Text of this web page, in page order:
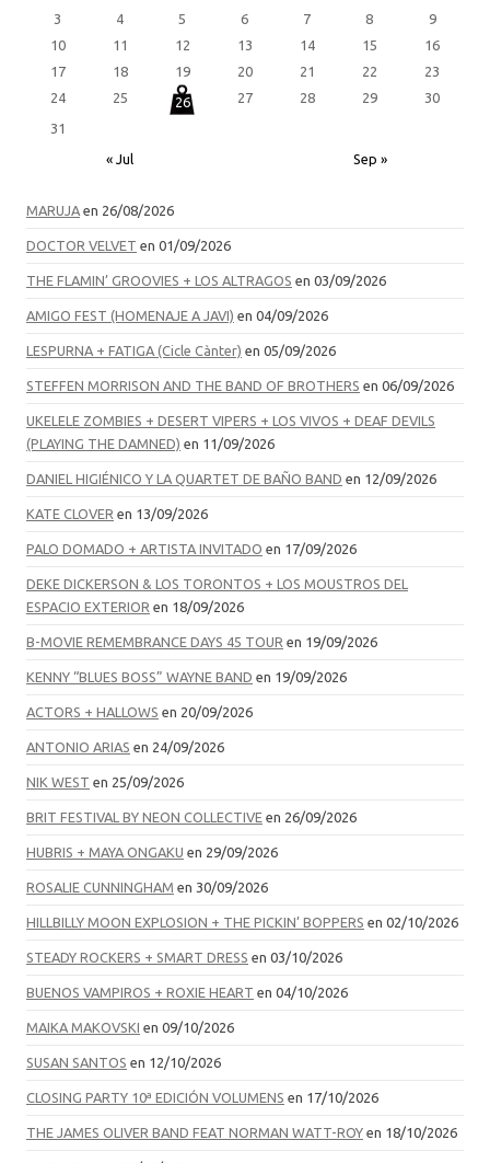
« Jul Sep »
3
4 5 6 7 8
9
10
11 12 13 14 15
16
17
18 19 20 21 22
23
24
25 26 27 28 29
30
31
MARUJA en 26/08/2026
DOCTOR VELVET en 01/09/2026
THE FLAMIN’ GROOVIES + LOS ALTRAGOS en 03/09/2026
AMIGO FEST (HOMENAJE A JAVI) en 04/09/2026
LESPURNA + FATIGA (Cicle Cànter) en 05/09/2026
STEFFEN MORRISON AND THE BAND OF BROTHERS en 06/09/2026
UKELELE ZOMBIES + DESERT VIPERS + LOS VIVOS + DEAF DEVILS
(PLAYING THE DAMNED) en 11/09/2026
DANIEL HIGIÉNICO Y LA QUARTET DE BAÑO BAND en 12/09/2026
KATE CLOVER en 13/09/2026
PALO DOMADO + ARTISTA INVITADO en 17/09/2026
DEKE DICKERSON & LOS TORONTOS + LOS MOUSTROS DEL
ESPACIO EXTERIOR en 18/09/2026
B-MOVIE REMEMBRANCE DAYS 45 TOUR en 19/09/2026
KENNY “BLUES BOSS” WAYNE BAND en 19/09/2026
ACTORS + HALLOWS en 20/09/2026
ANTONIO ARIAS en 24/09/2026
NIK WEST en 25/09/2026
BRIT FESTIVAL BY NEON COLLECTIVE en 26/09/2026
HUBRIS + MAYA ONGAKU en 29/09/2026
ROSALIE CUNNINGHAM en 30/09/2026
HILLBILLY MOON EXPLOSION + THE PICKIN’ BOPPERS en 02/10/2026
STEADY ROCKERS + SMART DRESS en 03/10/2026
BUENOS VAMPIROS + ROXIE HEART en 04/10/2026
MAIKA MAKOVSKI en 09/10/2026
SUSAN SANTOS en 12/10/2026
CLOSING PARTY 10ª EDICIÓN VOLUMENS en 17/10/2026
THE JAMES OLIVER BAND FEAT NORMAN WATT-ROY en 18/10/2026